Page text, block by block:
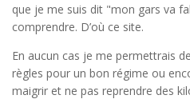
que je me suis dit "mon gars va
comprendre. D’où ce site.
En aucun cas je me permettrais
règles pour un bon régime ou
maigrir et ne pas reprendre des